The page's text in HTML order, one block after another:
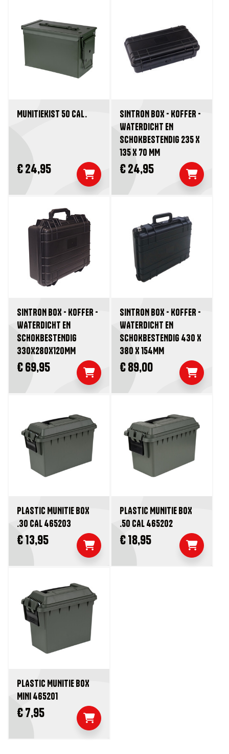
MUNITIEKIST 50 CAL.
€ 24,95
SINTRON BOX - KOFFER -
WATERDICHT EN
SCHOKBESTENDIG 235 X
135 X 70 MM
€ 24,95
SINTRON BOX - KOFFER -
WATERDICHT EN
SCHOKBESTENDIG
330X280X120MM
€ 69,95
SINTRON BOX - KOFFER -
WATERDICHT EN
SCHOKBESTENDIG 430 X
380 X 154MM
€ 89,00
PLASTIC MUNITIE BOX
.30 CAL 465203
€ 13,95
PLASTIC MUNITIE BOX
.50 CAL 465202
€ 18,95
PLASTIC MUNITIE BOX
MINI 465201
€ 7,95